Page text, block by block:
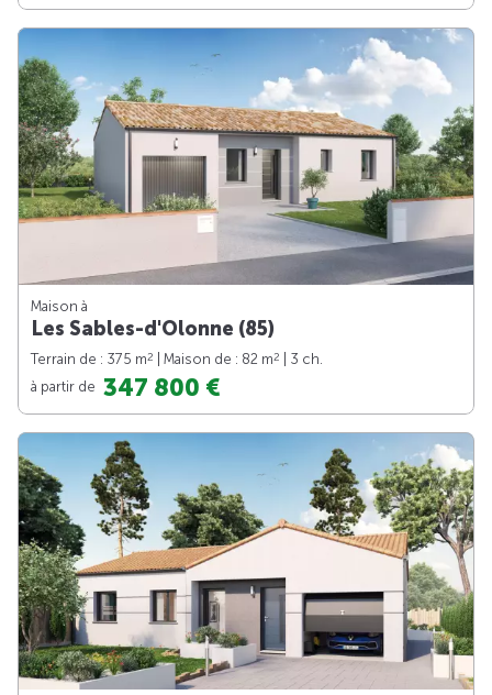
Maison à
Les Sables-d'Olonne (85)
Terrain de : 375 m2 | Maison de : 82 m2
| 3 ch.
à partir de 347 800 €